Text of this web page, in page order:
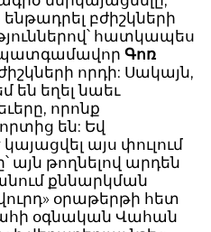
բժիշկների
հատկապես
պատգամավոր Գոռ
որդի: Սակայն,
են եղել նաեւ
որոնք
են: Եվ
կայացվել այս փուլում
այն թողնելով արդեն
քննարկման
օրաթերթի հետ
օգնական Վահան